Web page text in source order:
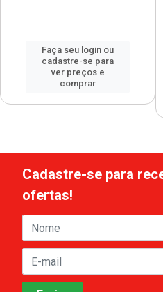
Faça seu login ou
cadastre-se para
ver preços e
comprar
Cadastre-se para
ofertas!